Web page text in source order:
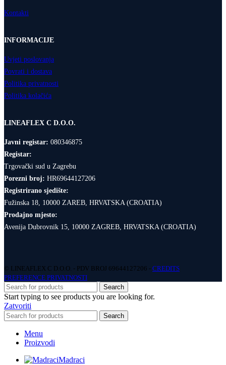
Kontakti
INFORMACIJE
Uvjeti poslovanja
Povrati i dostava
Politika privatnosti
Politika kolačića
LINEAFLEX C D.O.O.
Javni registar: 080346875
Registar:
Trgovački sud u Zagrebu
Porezni broj: HR69644127206
Registrirano sjedište:
Fužinska 18, 10000 ZAREB, HRVATSKA (CROATIA)
Prodajno mjesto:
Avenija Dubrovnik 15, 10000 ZAGREB, HRVATSKA (CROATIA)
© LINEAFLEX C D.O.O. - PDV BROJ 69644127206 - CREDITS
PREFERENCE PRIVATNOSTI
Search
Start typing to see products you are looking for.
Zatvoriti
Search
Menu
Proizvodi
Madraci